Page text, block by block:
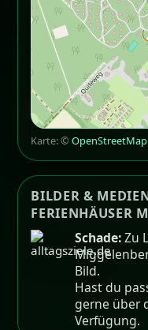
Karte: ©OpenStreetMap
BILDER &
FERIENHÄUSER
Schade:Zu
Bild.
Hast du
gerne über
Verfügung.